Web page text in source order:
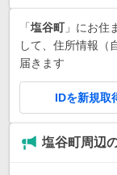
「塩谷町」にお住
して、住所情報（
届きます
IDを新規取
塩谷町周辺